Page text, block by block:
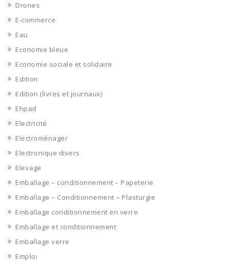
Drones
E-commerce
Eau
Economie bleue
Economie sociale et solidaire
Edition
Edition (livres et journaux)
Ehpad
Electricité
Electroménager
Electronique divers
Elevage
Emballage – conditionnement – Papeterie
Emballage – Conditionnement – Plasturgie
Emballage conditionnement en verre
Emballage et conditionnement
Emballage verre
Emploi